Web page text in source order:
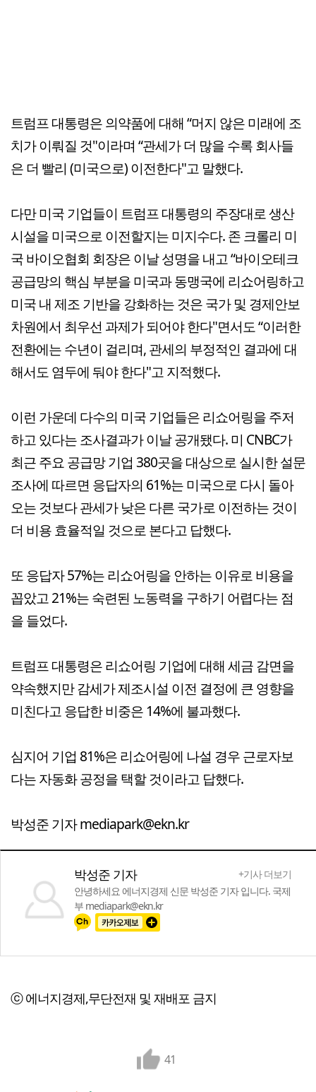
트럼프 대통령은 의약품에 대해 “머지 않은 미래에 조
치가 이뤄질 것"이라며 “관세가 더 많을 수록 회사들
은 더 빨리 (미국으로) 이전한다"고 말했다.
다만 미국 기업들이 트럼프 대통령의 주장대로 생산
시설을 미국으로 이전할지는 미지수다. 존 크롤리 미
국 바이오협회 회장은 이날 성명을 내고 “바이오테크
공급망의 핵심 부분을 미국과 동맹국에 리쇼어링하고
미국 내 제조 기반을 강화하는 것은 국가 및 경제안보
차원에서 최우선 과제가 되어야 한다"면서도 “이러한
전환에는 수년이 걸리며, 관세의 부정적인 결과에 대
해서도 염두에 둬야 한다"고 지적했다.
이런 가운데 다수의 미국 기업들은 리쇼어링을 주저
하고 있다는 조사결과가 이날 공개됐다. 미 CNBC가
최근 주요 공급망 기업 380곳을 대상으로 실시한 설문
조사에 따르면 응답자의 61%는 미국으로 다시 돌아
오는 것보다 관세가 낮은 다른 국가로 이전하는 것이
더 비용 효율적일 것으로 본다고 답했다.
또 응답자 57%는 리쇼어링을 안하는 이유로 비용을
꼽았고 21%는 숙련된 노동력을 구하기 어렵다는 점
을 들었다.
트럼프 대통령은 리쇼어링 기업에 대해 세금 감면을
약속했지만 감세가 제조시설 이전 결정에 큰 영향을
미친다고 응답한 비중은 14%에 불과했다.
심지어 기업 81%은 리쇼어링에 나설 경우 근로자보
다는 자동화 공정을 택할 것이라고 답했다.
박성준 기자 mediapark@ekn.kr
박성준 기자
+기사 더보기
안녕하세요 에너지경제 신문 박성준 기자 입니다. 국제
부 mediapark@ekn.kr
ⓒ 에너지경제,무단전재 및 재배포 금지
41